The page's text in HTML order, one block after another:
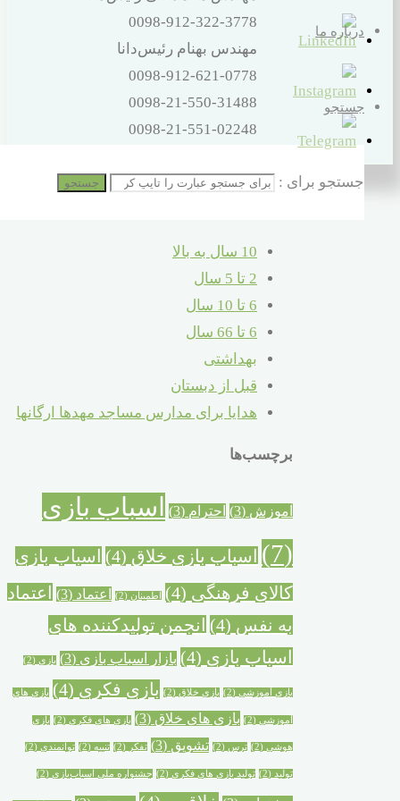
درباره ما
جستجو
جستجو برای : جستجو
0098-912-322-3778
مهندس بهنام رئیس‌دانا
0098-912-621-0778
0098-21-550-31488
0098-21-551-02248
تهران – اتوبان بهشت‌زهرا – صالح‌آباد
10 سال به بالا
2 تا 5 سال
6 تا 10 سال
6 تا 66 سال
بهداشتی
قبل از دبستان
هدایا برای مدارس مساجد مهدها ارگانها
برچسب‌ها
آموزش (3) احترام (3)
اسباب بازی
(7)
اسباب بازی خلاق (4)
اسباب بازی
کالای فرهنگی (4) اطمینان (2) اعتماد (3)
اعتماد
به نفس (4)
انجمن تولیدکننده های
اسباب بازی (4) بازار اسباب بازی (3) بازی (2)
بازی آموزشی (2) بازی خلاق (2) بازی فکری (4) بازی های
آموزشی (2) بازی های خلاق (3) بازی های فکری (2) بازی
هوشی (2) ترس (2) تشویق (3) تفکر (2) تنبیه (2) توانمندی (2)
تولید (2) تولید بازی های فکری (2) جشنواره ملی اسباب‌بازی (2)